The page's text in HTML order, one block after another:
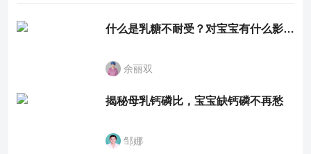
什么是乳糖不耐受？对宝宝有什么影响？
余丽双
揭秘母乳钙磷比，宝宝缺钙磷不再愁
邹娜